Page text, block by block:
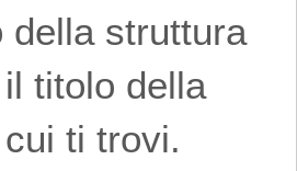
della struttura
titolo della
ti trovi.